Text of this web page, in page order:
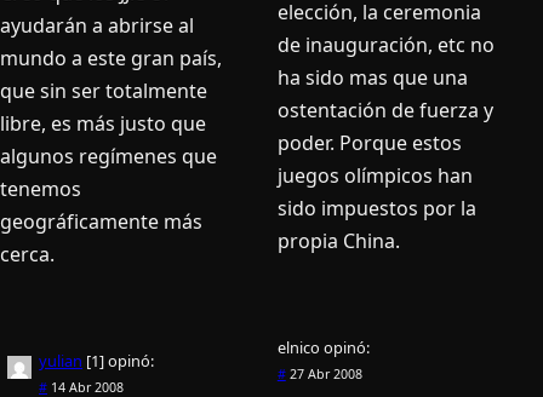
ayudarán a abrirse al
mundo a este gran paí­s,
que sin ser totalmente
libre, es más justo que
algunos regí­menes que
tenemos
geográficamente más
cerca.
yulian [1]opinó:
# 14 Abr 2008
elección, la ceremonia
de inauguración, etc no
ha sido mas que una
ostentación de fuerza y
poder. Porque estos
juegos olí­mpicos han
sido impuestos por la
propia China.
elnico opinó:
#27 Abr 2008